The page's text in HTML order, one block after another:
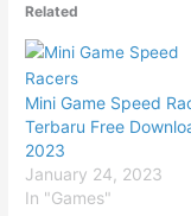
Related
Mini Game Speed
Terbaru Free
2023
January 24, 2023
In "Games"